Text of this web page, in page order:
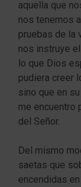
aquella que
nos tenemos
pruebas de la
nos instruye
lo que Dios
pudiera creer
sino que en
me encuentro
del Señor.
Del mismo
saetas que
encendidas